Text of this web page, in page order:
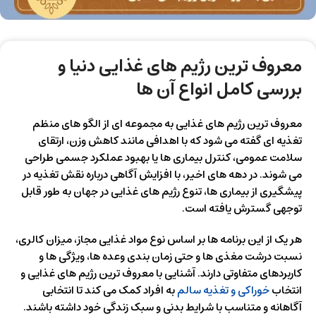
معروف‌ ترین رژیم‌ های غذایی دنیا و
بررسی کامل انواع آن ها
معروف‌ ترین رژیم‌ های غذایی به مجموعه‌ ای از الگو های منظم
تغذیه‌ ای گفته می‌ شود که با اهدافی مانند کاهش وزن، ارتقای
سلامت عمومی، کنترل بیماری‌ ها یا بهبود عملکرد جسمی طراحی
می‌ شوند. در دهه‌ های اخیر، با افزایش آگاهی درباره نقش تغذیه در
پیشگیری از بیماری‌ ها، تنوع رژیم‌ های غذایی در جهان به طور قابل
توجهی گسترش یافته است.
هر یک از این برنامه‌ ها بر اساس نوع مواد غذایی مجاز، میزان کالری،
نسبت درشت‌ مغذی‌ ها و حتی زمان‌ بندی وعده‌ ها، ویژگی‌ ها و
کاربردهای متفاوتی دارند. آشنایی با معروف‌ ترین رژیم‌ های غذایی و
انتخابخوراکی و تغذیه سالمبه افراد کمک می‌ کند تا انتخابی
آگاهانه و متناسب با شرایط بدنی و سبک زندگی خود داشته باشند.